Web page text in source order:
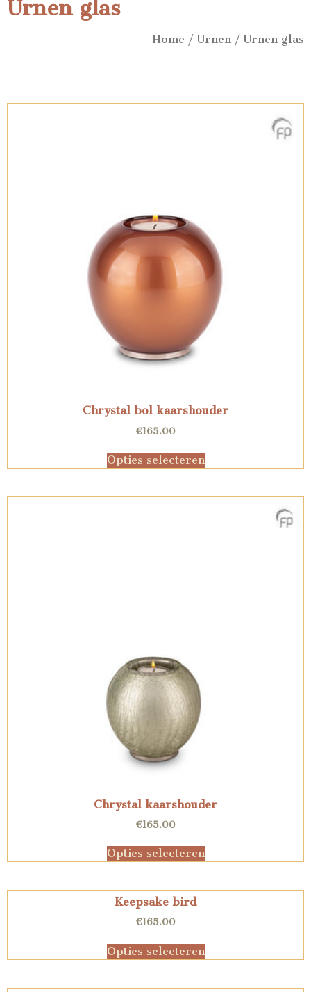
Urnen glas
Home / Urnen / Urnen glas
Chrystal bol kaarshouder
€165.00
Opties selecteren
Chrystal kaarshouder
€165.00
Opties selecteren
Keepsake bird
€165.00
Opties selecteren